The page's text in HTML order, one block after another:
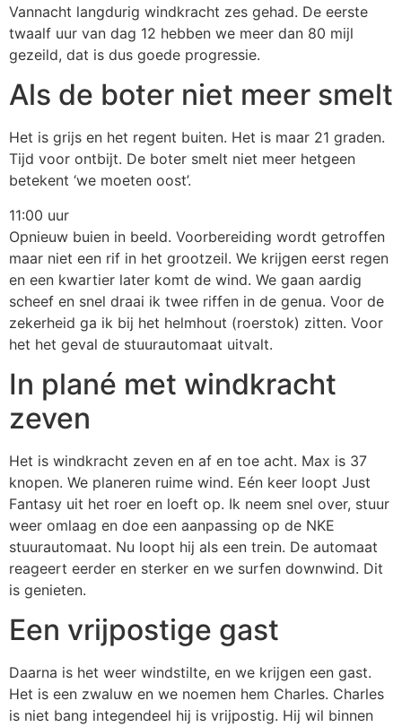
Vannacht langdurig windkracht zes gehad. De eerste
twaalf uur van dag 12 hebben we meer dan 80 mijl
gezeild, dat is dus goede progressie.
Als de boter niet meer smelt
Het is grijs en het regent buiten. Het is maar 21 graden.
Tijd voor ontbijt. De boter smelt niet meer hetgeen
betekent ‘we moeten oost’.
11:00 uur
Opnieuw buien in beeld. Voorbereiding wordt getroffen
maar niet een rif in het grootzeil. We krijgen eerst regen
en een kwartier later komt de wind. We gaan aardig
scheef en snel draai ik twee riffen in de genua. Voor de
zekerheid ga ik bij het helmhout (roerstok) zitten. Voor
het het geval de stuurautomaat uitvalt.
In plané met windkracht
zeven
Het is windkracht zeven en af en toe acht. Max is 37
knopen. We planeren ruime wind. Eén keer loopt Just
Fantasy uit het roer en loeft op. Ik neem snel over, stuur
weer omlaag en doe een aanpassing op de NKE
stuurautomaat. Nu loopt hij als een trein. De automaat
reageert eerder en sterker en we surfen downwind. Dit
is genieten.
Een vrijpostige gast
Daarna is het weer windstilte, en we krijgen een gast.
Het is een zwaluw en we noemen hem Charles. Charles
is niet bang integendeel hij is vrijpostig. Hij wil binnen